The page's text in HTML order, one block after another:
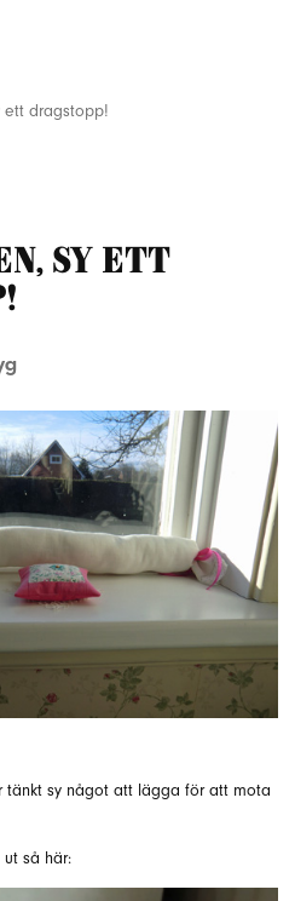
ett dragstopp!
sy ett
tänkt sy något att lägga för att mota
så här: